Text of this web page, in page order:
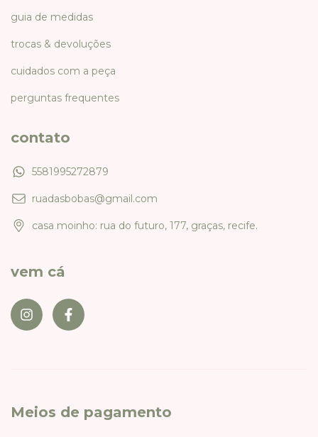
guia de medidas
trocas & devoluções
cuidados com a peça
perguntas frequentes
contato
5581995272879
ruadasbobas@gmail.com
casa moinho: rua do futuro, 177, graças, recife.
vem cá
Meios de pagamento